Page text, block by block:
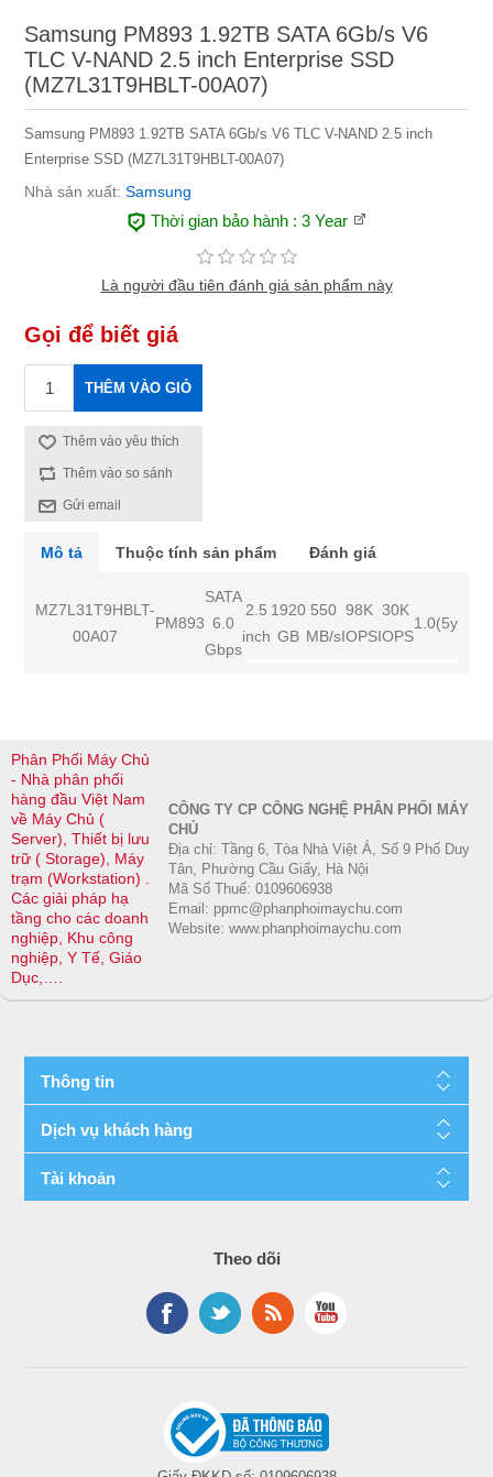
Samsung PM893 1.92TB SATA 6Gb/s V6
TLC V-NAND 2.5 inch Enterprise SSD
(MZ7L31T9HBLT-00A07)
Samsung PM893 1.92TB SATA 6Gb/s V6 TLC V-NAND 2.5 inch
Enterprise SSD (MZ7L31T9HBLT-00A07)
Nhà sản xuất: Samsung
Thời gian bảo hành : 3 Year
Là người đầu tiên đánh giá sản phẩm này
Gọi để biết giá
THÊM VÀO GIỎ
Thêm vào yêu thích
Thêm vào so sánh
Gửi email
Mô tả Thuộc tính sản phẩm Đánh giá
MZ7L31T9HBLT-
00A07
PM893
SATA
6.0
Gbps
2.5
inch
1920
GB
550
MB/s
98K
IOPS
30K
IOPS
1.0(5yrs)
Phân Phối Máy Chủ
- Nhà phân phối
hàng đầu Việt Nam
về Máy Chủ (
Server), Thiết bị lưu
trữ ( Storage), Máy
trạm (Workstation) .
Các giải pháp hạ
tầng cho các doanh
nghiệp, Khu công
nghiệp, Y Tế, Giáo
Dục,….
CÔNG TY CP CÔNG NGHỆ PHÂN PHỐI MÁY
CHỦ
Địa chỉ: Tầng 6, Tòa Nhà Việt Á, Số 9 Phố Duy
Tân, Phường Cầu Giấy, Hà Nội
Mã Số Thuế: 0109606938
Email: ppmc@phanphoimaychu.com
Website: www.phanphoimaychu.com
Thông tin
Dịch vụ khách hàng
Tài khoản
Theo dõi